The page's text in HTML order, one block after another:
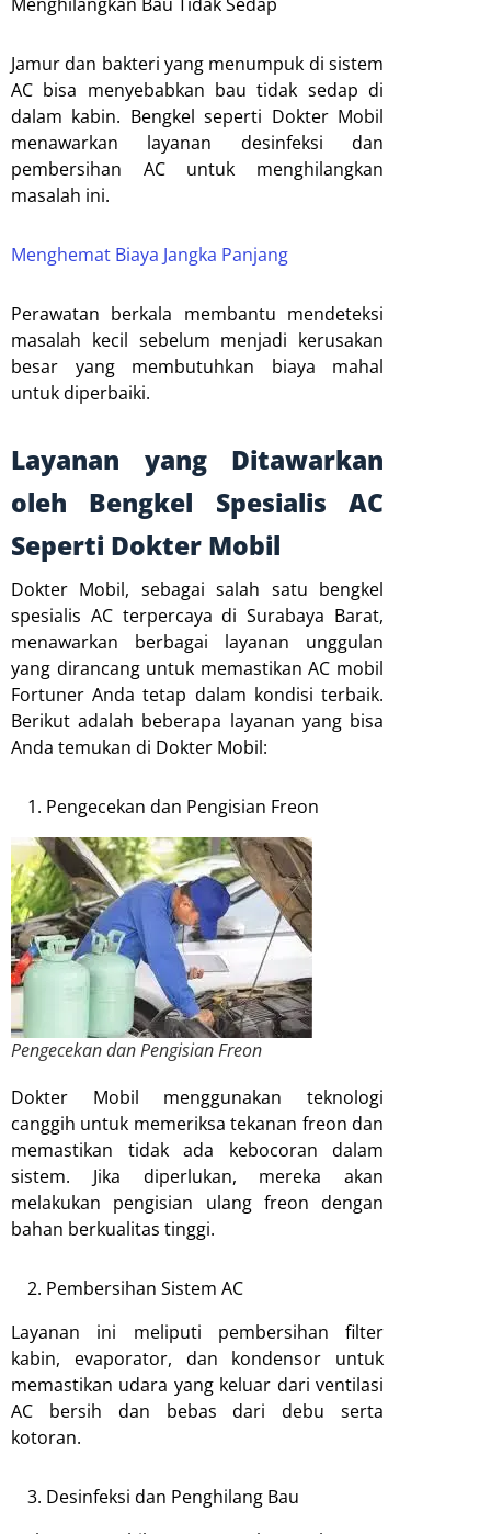
Jamur dan bakteri yang menumpuk di sistem
AC bisa menyebabkan bau tidak sedap di
dalam kabin. Bengkel seperti Dokter Mobil
menawarkan layanan desinfeksi dan
pembersihan AC untuk menghilangkan
masalah ini.
Menghemat Biaya Jangka Panjang
Perawatan berkala membantu mendeteksi
masalah kecil sebelum menjadi kerusakan
besar yang membutuhkan biaya mahal
untuk diperbaiki.
Layanan yang Ditawarkan
oleh Bengkel Spesialis AC
Seperti Dokter Mobil
Dokter Mobil, sebagai salah satu bengkel
spesialis AC terpercaya di Surabaya Barat,
menawarkan berbagai layanan unggulan
yang dirancang untuk memastikan AC mobil
Fortuner Anda tetap dalam kondisi terbaik.
Berikut adalah beberapa layanan yang bisa
Anda temukan di Dokter Mobil:
Pengecekan dan Pengisian Freon
Pengecekan dan Pengisian Freon
Dokter Mobil menggunakan teknologi
canggih untuk memeriksa tekanan freon dan
memastikan tidak ada kebocoran dalam
sistem. Jika diperlukan, mereka akan
melakukan pengisian ulang freon dengan
bahan berkualitas tinggi.
Pembersihan Sistem AC
Layanan ini meliputi pembersihan filter
kabin, evaporator, dan kondensor untuk
memastikan udara yang keluar dari ventilasi
AC bersih dan bebas dari debu serta
kotoran.
Desinfeksi dan Penghilang Bau